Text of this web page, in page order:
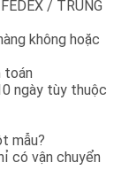
/ TRUNG
không hoặc
toán
ngày tùy thuộc
mẫu?
có vận chuyển